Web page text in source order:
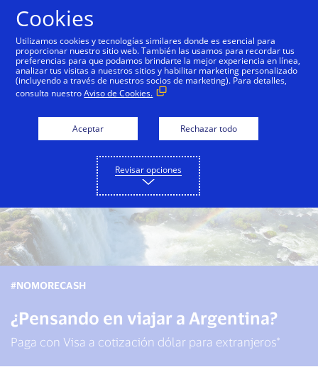
View this page in English Veja esta página em
#NOMORECASH
¿Pensando en viajar a Argentina?
Paga con Visa a cotización dólar para extranjeros*
Cookies
Utilizamos cookies y tecnologías similares donde es esencial para
proporcionar nuestro sitio web. También las usamos para recordar tus
preferencias para que podamos brindarte la mejor experiencia en línea,
analizar tus visitas a nuestros sitios y habilitar marketing personalizado
(incluyendo a través de nuestros socios de marketing). Para detalles,
consulta nuestroAviso de Cookies.
Aceptar Rechazar todo
Revisar opciones